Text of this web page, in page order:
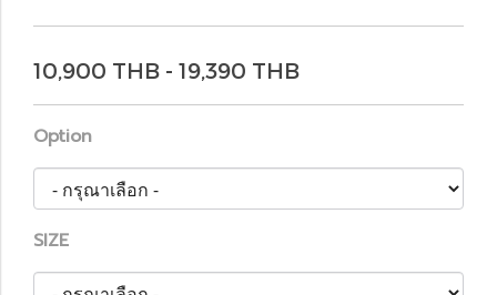
10,900 THB - 19,390 THB
Option
SIZE